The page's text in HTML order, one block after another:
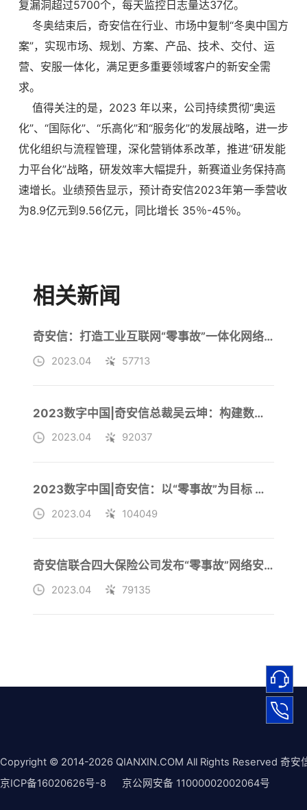
复漏洞超过5700个，每天监控日志量达37亿。
冬奥结束后，奇安信在行业、市场中复制“冬奥中国方
案”，实现市场、规划、方案、产品、技术、交付、运
营、安服一体化，满足更多重要领域客户的新安全需
求。
值得关注的是，2023 年以来，公司持续贯彻“奥运
化”、“国际化”、“乐高化”和“服务化”的发展战略，进一步
优化组织与流程管理，深化营销体系改革，推进“研发能
力平台化”战略，研发效率大幅提升，新赛道业务保持高
速增长。业绩预告显示，预计奇安信2023年第一季营收
为8.9亿元到9.56亿元，同比增长 35％-45％。
相关新闻
奇安信：打造工业互联网“零事故”一体化网络安全运营体系
2023.04 57713
2023数字中国|奇安信总裁吴云坤：构建数字安全屏障要以“零事故”为目标
2023.04 92037
2023数字中国|奇安信：以“零事故”为目标 打造数字丝绸之路安全底板
2023.04 104049
奇安信联合四大保险公司发布“零事故”网络安全保障险
2023.04 79135
Copyright © 2014-2026 QIANXIN.COM All Rights Reserved 奇安
京ICP备16020626号-8
京公网安备 11000002002064号